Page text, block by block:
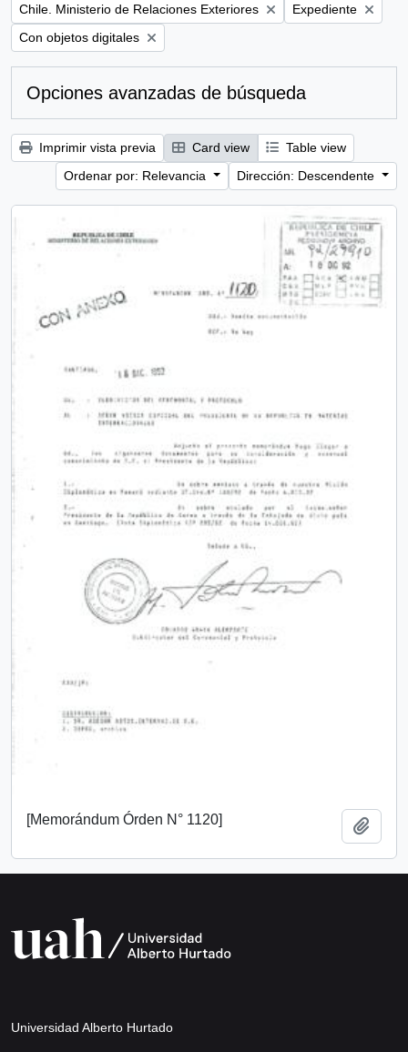
Remove filter:
Chile. Ministerio de Relaciones Exteriores Remove filter:
Expediente
Remove filter:
Con objetos digitales
Opciones avanzadas de búsqueda
Imprimir vista previa Card view
Table view
Ordenar por: Relevancia
Dirección: Descendente
[Memorándum Órden N° 1120]
Universidad Alberto Hurtado